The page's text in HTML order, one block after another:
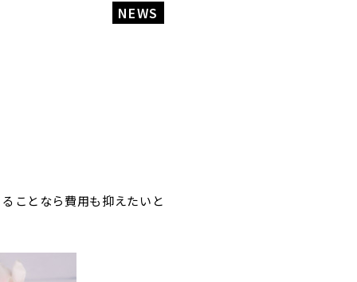
NEWS
ことなら費用も抑えたいと